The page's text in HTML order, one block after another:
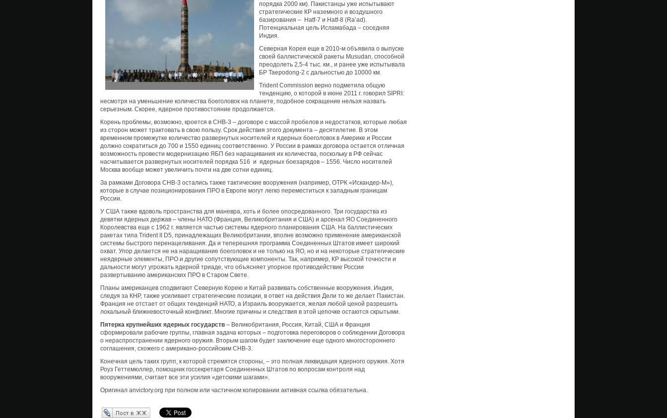
порядка 2000 км). Пакистанцы уже испытывают
стратегические КР наземного и воздушного
базирования – Hatf-7 и Hatf-8 (Ra’ad).
Потенциальная цель Исламабада – соседняя
Индия.
Северная Корея еще в 2010-м объявила о выпуске
своей баллистической ракеты Musudan, способной
преодолеть 2,5-4 тыс. км., и ранее уже испытывала
БР Taepodong-2 с дальностью до 10000 км.
Trident Commission верно подметила общую
тенденцию, о которой в июне 2011 г. говорил SIPRI:
несмотря на уменьшение количества боеголовок на планете, подобное сокращение нельзя назвать
серьезным. Скорее, ядерное противостояние продолжается.
Корень проблемы, возможно, кроется в СНВ-3 – договоре с массой пробелов и недостатков, которые любая
из сторон может трактовать в свою пользу. Срок действия этого документа – десятилетие. В этом
временном промежутке количество развернутых носителей и ядерных боеголовок в Америке и России
должно сократиться до 700 и 1550 единиц соответственно. У России в рамках договора остается отличная
возможность провести модернизацию ЯБП без наращивания их количества, поскольку в РФ сейчас
насчитывается развернутых носителей порядка 516 и ядерных боезарядов – 1556. Число носителей
Москва вообще может увеличить почти на две сотни единиц.
За рамками Договора СНВ-3 остались также тактические вооружения (например, ОТРК «Искандер-М»),
которые в случае позиционирования ПРО в Европе могут легко переместиться к западным границам
России.
У США также вдоволь пространства для маневра, хоть и более опосредованного. Три государства из
девятки ядерных держав – члены НАТО (Франция, Великобритания и США) и арсенал ЯО Соединенного
Королевства еще с 1962 г. является частью системы ядерного планирования США. На баллистических
ракетах типа Trident II D5, принадлежащих Великобритании, вполне возможно применение американской
системы быстрого перенацеливания. Да и теперешняя программа Соединенных Штатов имеет широкий
охват. Упор делается не на наращивание боеголовок и не только на ЯО, но и на некоторые стратегические
неядерные элементы, ПРО и другие сопутствующие компоненты. Так, например, КР высокой точности и
дальности могут угрожать ядерной триаде, что объясняет упорное противодействие России
развертыванию американских ПРО в Старом Свете.
Планы американцев сподвигают Северную Корею и Китай развивать собственные вооружения. Индия,
следуя за КНР, также усиливает стратегические позиции, в ответ на действия Дели то же делает Пакистан.
Франция не отстает от общих тенденций НАТО, а Израиль вооружается, желая любой ценой разрешить
локальный ближневосточный конфликт. Многие причины и следствия в этой цепочке остаются скрытыми.
Пятерка крупнейших ядерных государств – Великобритания, Россия, Китай, США и Франция
сформировали рабочие группы, главная задача которых – подготовка переговоров о соблюдении Договора
о нераспространении ядерного оружия. Вторым шагом будет заключение еще одного многостороннего
соглашения, схожего с американо-российским СНВ-3.
Конечная цель таких групп, к которой стремятся стороны, – это полная ликвидация ядерного оружия. Хотя
Роуз Геттемюллер, помощник госсекретаря Соединенных Штатов по вопросам контроля над
вооружениями, считает все эти усилия «детскими шагами».
Оригинал anvictory.org при полном или частичном копировании активная ссылка обязательна.
Перепост в ЖЖ